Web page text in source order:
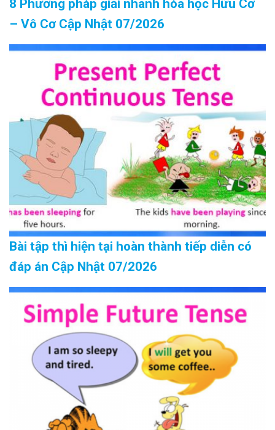
8 Phương pháp giải nhanh hóa học Hữu Cơ
– Vô Cơ Cập Nhật 07/2026
Bài tập thì hiện tại hoàn thành tiếp diễn có
đáp án Cập Nhật 07/2026